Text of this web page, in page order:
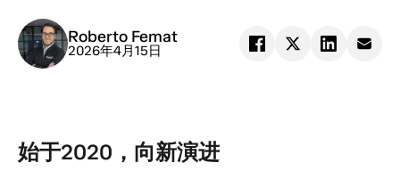
Roberto Femat
2026年4月15日
始于2020，向新演进